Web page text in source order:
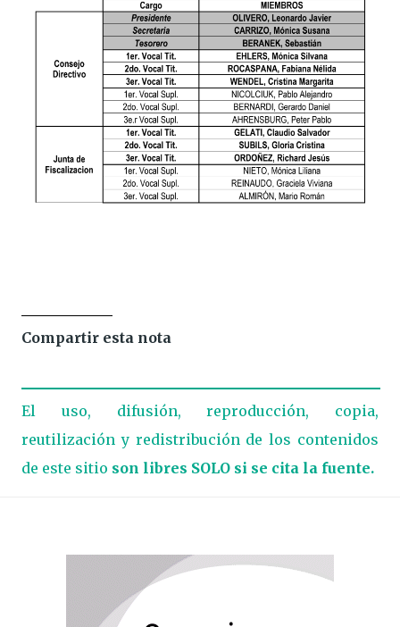
Compartir esta nota
El uso, difusión, reproducción, copia,
reutilización y redistribución de los contenidos
de este sitio son libres SOLO si se cita la fuente.